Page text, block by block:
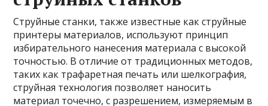
Струйные станки, также известные как струйные
принтеры материалов, используют принцип
избирательного нанесения материала с высокой
точностью. В отличие от традиционных методов,
таких как трафаретная печать или шелкография,
струйная технология позволяет наносить
материал точечно, с разрешением, измеряемым в